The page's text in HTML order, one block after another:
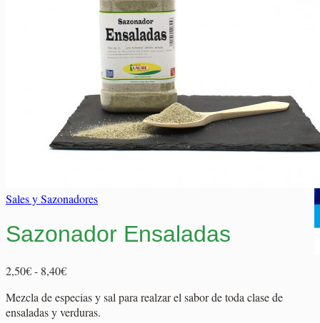
No hay productos en el carrito.
Volver a la tienda
No hay productos en el carrito.
Volver a la tienda
Elaborados Cárnicos
Salsas y Siropes
Sales y Sazonadores
Sazonador Ensaladas
2,50€- 8,40€Rango
precios:
desde
Mezcla de especias y sal para realzar el sabor de toda clase de
ensaladas y verduras.